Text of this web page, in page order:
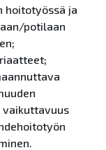
hoitotyössä ja
potilaan
vaikuttavuus